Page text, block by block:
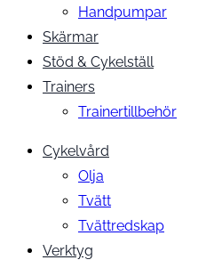
Handpumpar
Skärmar
Stöd & Cykelställ
Trainers
Trainertillbehör
Cykelvård
Olja
Tvätt
Tvättredskap
Verktyg